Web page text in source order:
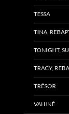
TESSA
TINA,
TONIGHT,
TRACY,
TRÉSOR
VAHINÉ